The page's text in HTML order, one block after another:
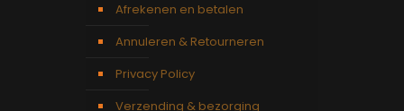
Afrekenen en betalen
Annuleren & Retourneren
Privacy Policy
Verzending & bezorging